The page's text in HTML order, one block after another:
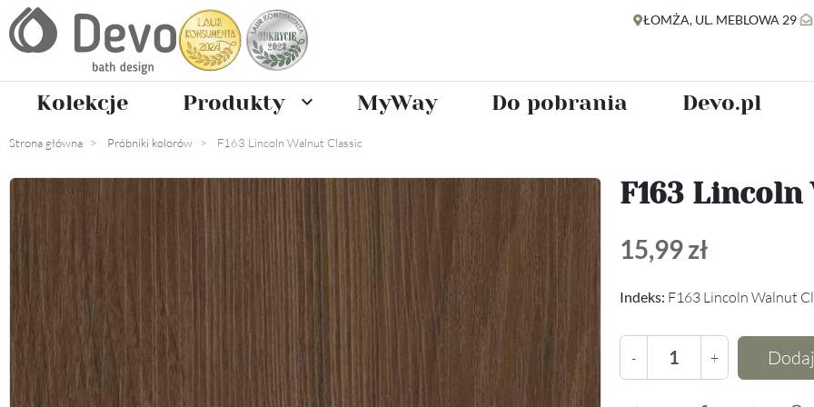
ŁOMŻA, UL. MEBLOWA 29
Kolekcje Produkty  MyWay Do pobrania Devo.pl
Strona główna Próbniki kolorów F163 Lincoln Walnut Classic
F163
15,99 zł
Indeks: F163 Lincoln Walnut
- +